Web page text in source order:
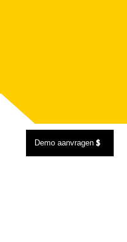
Demo aanvragen